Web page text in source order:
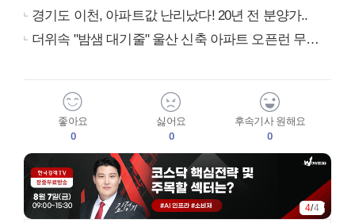
경기도 이천, 아파트값 난리났다! 20년 전 분양가..
더위속 "밤샘 대기줄" 울산 신축 아파트 오픈런 무슨일?
좋아요
0
싫어요
0
후속기사 원해요
0
4/4